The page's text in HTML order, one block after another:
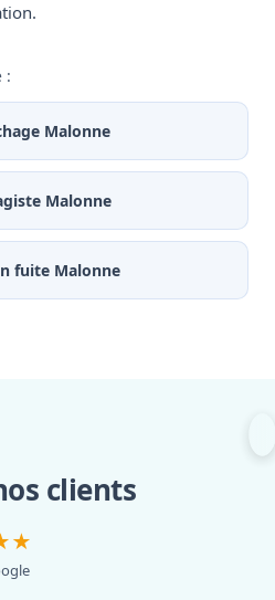
:
Malonne
Malonne
fuite Malonne
clients